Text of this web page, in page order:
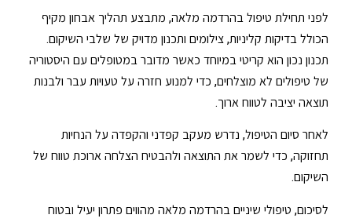
לפני תחילת טיפול בהרדמה מלאה, מתבצע תהליך אבחון מקיף
הכולל בדיקות קליניות, צילומים ותכנון מדויק של שלבי השיקום.
תכנון נכון הוא קריטי במיוחד כאשר מדובר במטופלים עם היסטוריה
של טיפולים לא מוצלחים, כדי למנוע חזרה על טעויות עבר ולבנות
תוצאה יציבה לטווח ארוך.
לאחר סיום הטיפול, נדרש מעקב קפדני והקפדה על הנחיות
תחזוקה, כדי לשמר את התוצאה ולהבטיח הצלחה ארוכת טווח של
השיקום.
לסיכום, טיפולי שיניים בהרדמה מלאה מהווים פתרון יעיל ובטוח